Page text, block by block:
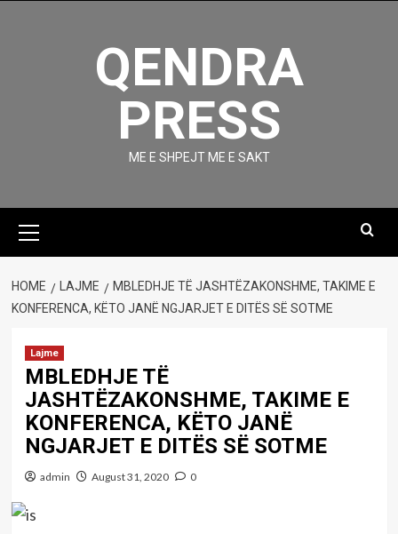
QENDRA
PRESS
ME E SHPEJT ME E SAKT
Menu
HOME LAJME
MBLEDHJE TË JASHTËZAKONSHME, TAKIME E
KONFERENCA, KËTO JANË NGJARJET E DITËS SË SOTME
Lajme
MBLEDHJE TË
JASHTËZAKONSHME, TAKIME E
KONFERENCA, KËTO JANË
NGJARJET E DITËS SË SOTME
admin August 31, 2020 0